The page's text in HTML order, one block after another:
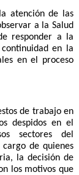
atención de las
a la Salud
responder a la
en la
en el proceso
de trabajo en
despidos en el
sectores del
de quienes
la decisión de
los motivos que